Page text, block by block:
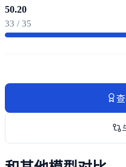
50.20
33 / 35